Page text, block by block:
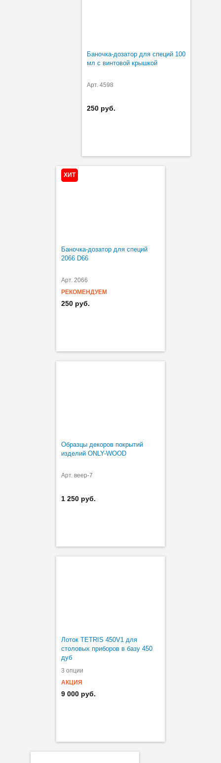
Баночка-дозатор для специй 100
мл с винтовой крышкой
Арт. 4598
250 руб.
ХИТ
Баночка-дозатор для специй
2066 D66
Арт. 2066
РЕКОМЕНДУЕМ
250 руб.
Образцы декоров покрытий
изделий ONLY-WOOD
Арт. веер-7
1 250 руб.
Лоток TETRIS 450V1 для
столовых приборов в базу 450
дуб
3 опции
АКЦИЯ
9 000 руб.